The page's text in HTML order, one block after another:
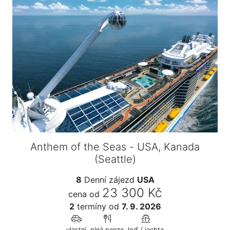
Anthem of the Seas - USA, Kanada
(Seattle)
8 Denní zájezd USA
cena od 23 300 Kč
2termínyod 7. 9. 2026